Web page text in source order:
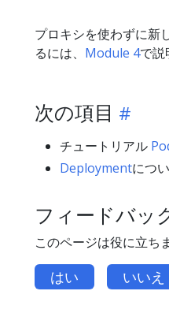
プロキシを使わずに新
るには、 Module 4で説
次の項目
チュートリアル
Deploymentにつ
フィードバッ
このページは役に立ち
はい いいえ